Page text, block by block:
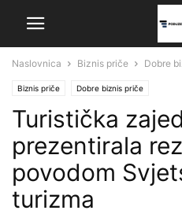
Naslovnica Biznis priče Dobre
Biznis priče Dobre biznis priče
Turistička
prezentirala
povodom
turizma